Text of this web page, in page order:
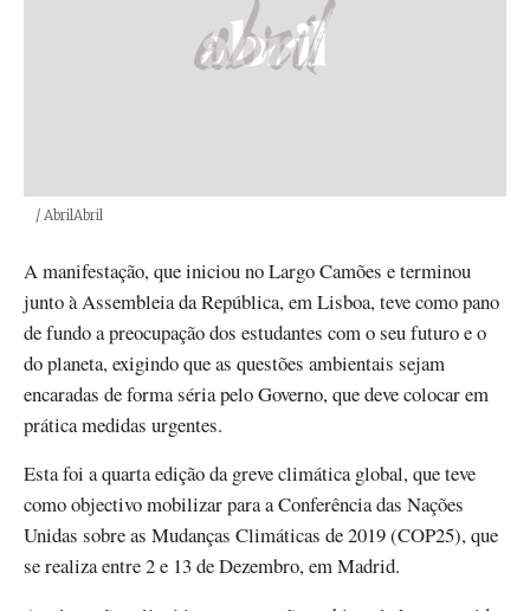
Créditos
/ AbrilAbril
A manifestação, que iniciou no Largo Camões e terminou
junto à Assembleia da República, em Lisboa, teve como pano
de fundo a preocupação dos estudantes com o seu futuro e o
do planeta, exigindo que as questões ambientais sejam
encaradas de forma séria pelo Governo, que deve colocar em
prática medidas urgentes.
Esta foi a quarta edição da greve climática global, que teve
como objectivo mobilizar para a Conferência das Nações
Unidas sobre as Mudanças Climáticas de 2019 (COP25), que
se realiza entre 2 e 13 de Dezembro, em Madrid.